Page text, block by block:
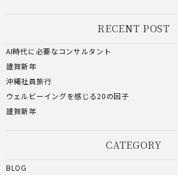
RECENT POST
AI時代に必要なコンサルタント
謹賀新年
沖縄社員旅行
ウェルビーイングを感じる20の因子
謹賀新年
CATEGORY
BLOG